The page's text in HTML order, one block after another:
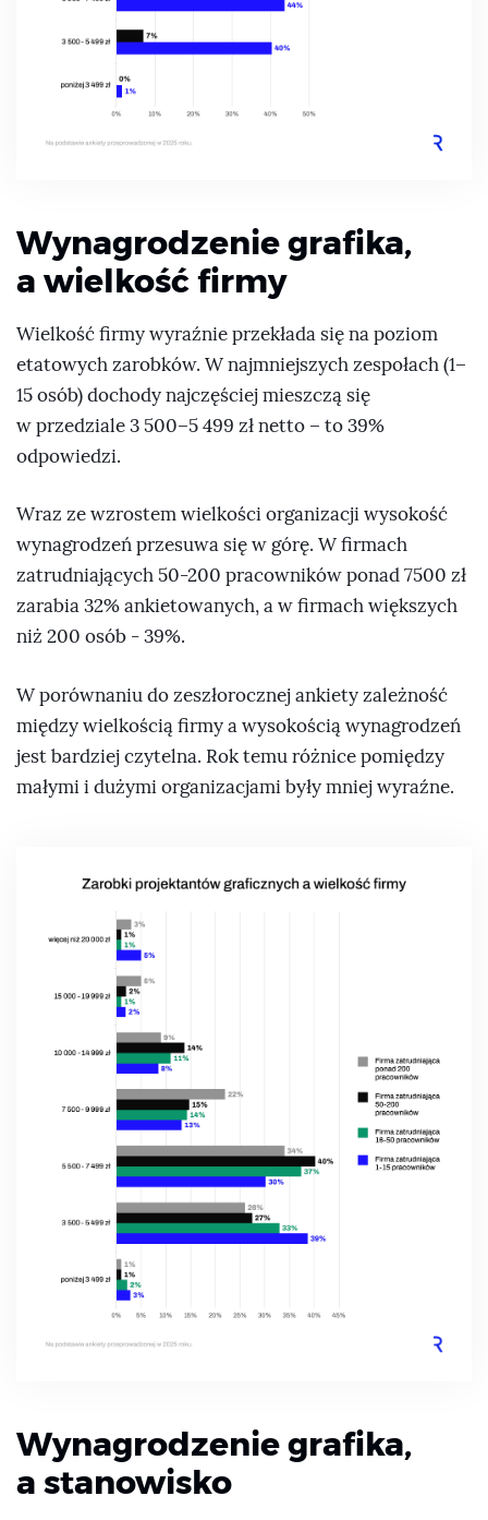
Wynagrodzenie grafika,
a wielkość firmy
Wielkość firmy wyraźnie przekłada się na poziom
etatowych zarobków. W najmniejszych zespołach (1–
15 osób) dochody najczęściej mieszczą się
w przedziale 3 500–5 499 zł netto – to 39%
odpowiedzi.
Wraz ze wzrostem wielkości organizacji wysokość
wynagrodzeń przesuwa się w górę. W firmach
zatrudniających 50-200 pracowników ponad 7500 zł
zarabia 32% ankietowanych, a w firmach większych
niż 200 osób - 39%.
W porównaniu do zeszłorocznej ankiety zależność
między wielkością firmy a wysokością wynagrodzeń
jest bardziej czytelna. Rok temu różnice pomiędzy
małymi i dużymi organizacjami były mniej wyraźne.
Wynagrodzenie grafika,
a stanowisko